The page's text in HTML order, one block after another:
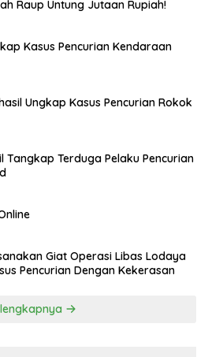
Raup Untung Jutaan Rupiah!
Kasus Pencurian Kendaraan
Ungkap Kasus Pencurian Rokok
Tangkap Terduga Pelaku Pencurian
Giat Operasi Libas Lodaya
Pencurian Dengan Kekerasan